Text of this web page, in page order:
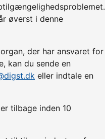
øverst i denne
der har ansvaret for
kan du sende en
eller indtale en
tilbage inden 10